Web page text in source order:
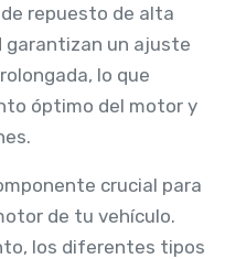
repuesto de alta
garantizan un ajuste
lo que
óptimo del motor y
crucial para
de tu vehículo.
los diferentes tipos